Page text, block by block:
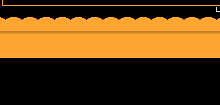
Yatakta
Sayın
Ben böyle